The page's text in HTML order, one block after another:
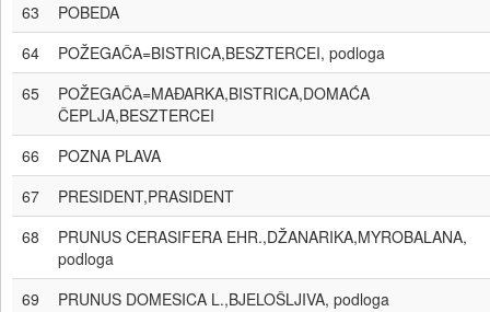
63
POBEDA
64
POŽEGAČA=BISTRICA,BESZTERCEI, podloga
65
POŽEGAČA=MAĐARKA,BISTRICA,DOMAĆA
ČEPLJA,BESZTERCEI
66
POZNA PLAVA
67
PRESIDENT,PRASIDENT
68
PRUNUS CERASIFERA EHR.,DŽANARIKA,MYROBALANA,
podloga
69
PRUNUS DOMESICA L.,BJELOŠLJIVA, podloga